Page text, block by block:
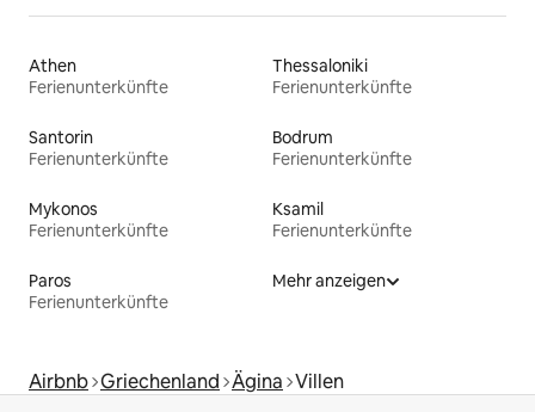
Athen
Ferienunterkünfte
Thessaloniki
Ferienunterkünfte
Santorin
Ferienunterkünfte
Bodrum
Ferienunterkünfte
Mykonos
Ferienunterkünfte
Ksamil
Ferienunterkünfte
Paros
Ferienunterkünfte
Mehr anzeigen
Airbnb Griechenland Ägina Villen